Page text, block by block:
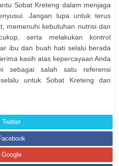
Sobat Kreteng dalam menjaga
Jangan lupa untuk terus
memenuhi kebutuhan nutrisi dan
serta melakukan kontrol
ibu dan buah hati selalu berada
kasih atas kepercayaan Anda
sebagai salah satu referensi
untuk Sobat Kreteng dan
Twitter
Google